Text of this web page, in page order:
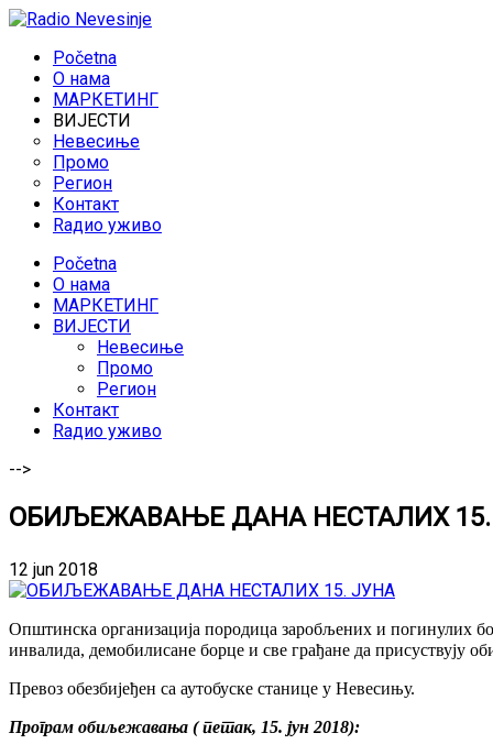
Početna
O нама
МАРКЕТИНГ
ВИЈЕСТИ
Невесиње
Промо
Регион
Контакт
Rадио уживо
Početna
O нама
МАРКЕТИНГ
ВИЈЕСТИ
Невесиње
Промо
Регион
Контакт
Rадио уживо
-->
ОБИЉЕЖАВАЊЕ ДАНА НЕСТАЛИХ
12 jun 2018
Општинска организација породица заробљених и погинулих
инвалида, демобилисане борце и све грађане да присуствују
Превоз обезбијеђен са аутобуске станице у Невесињу.
Програм обиљежавања ( петак, 15. јун 2018):